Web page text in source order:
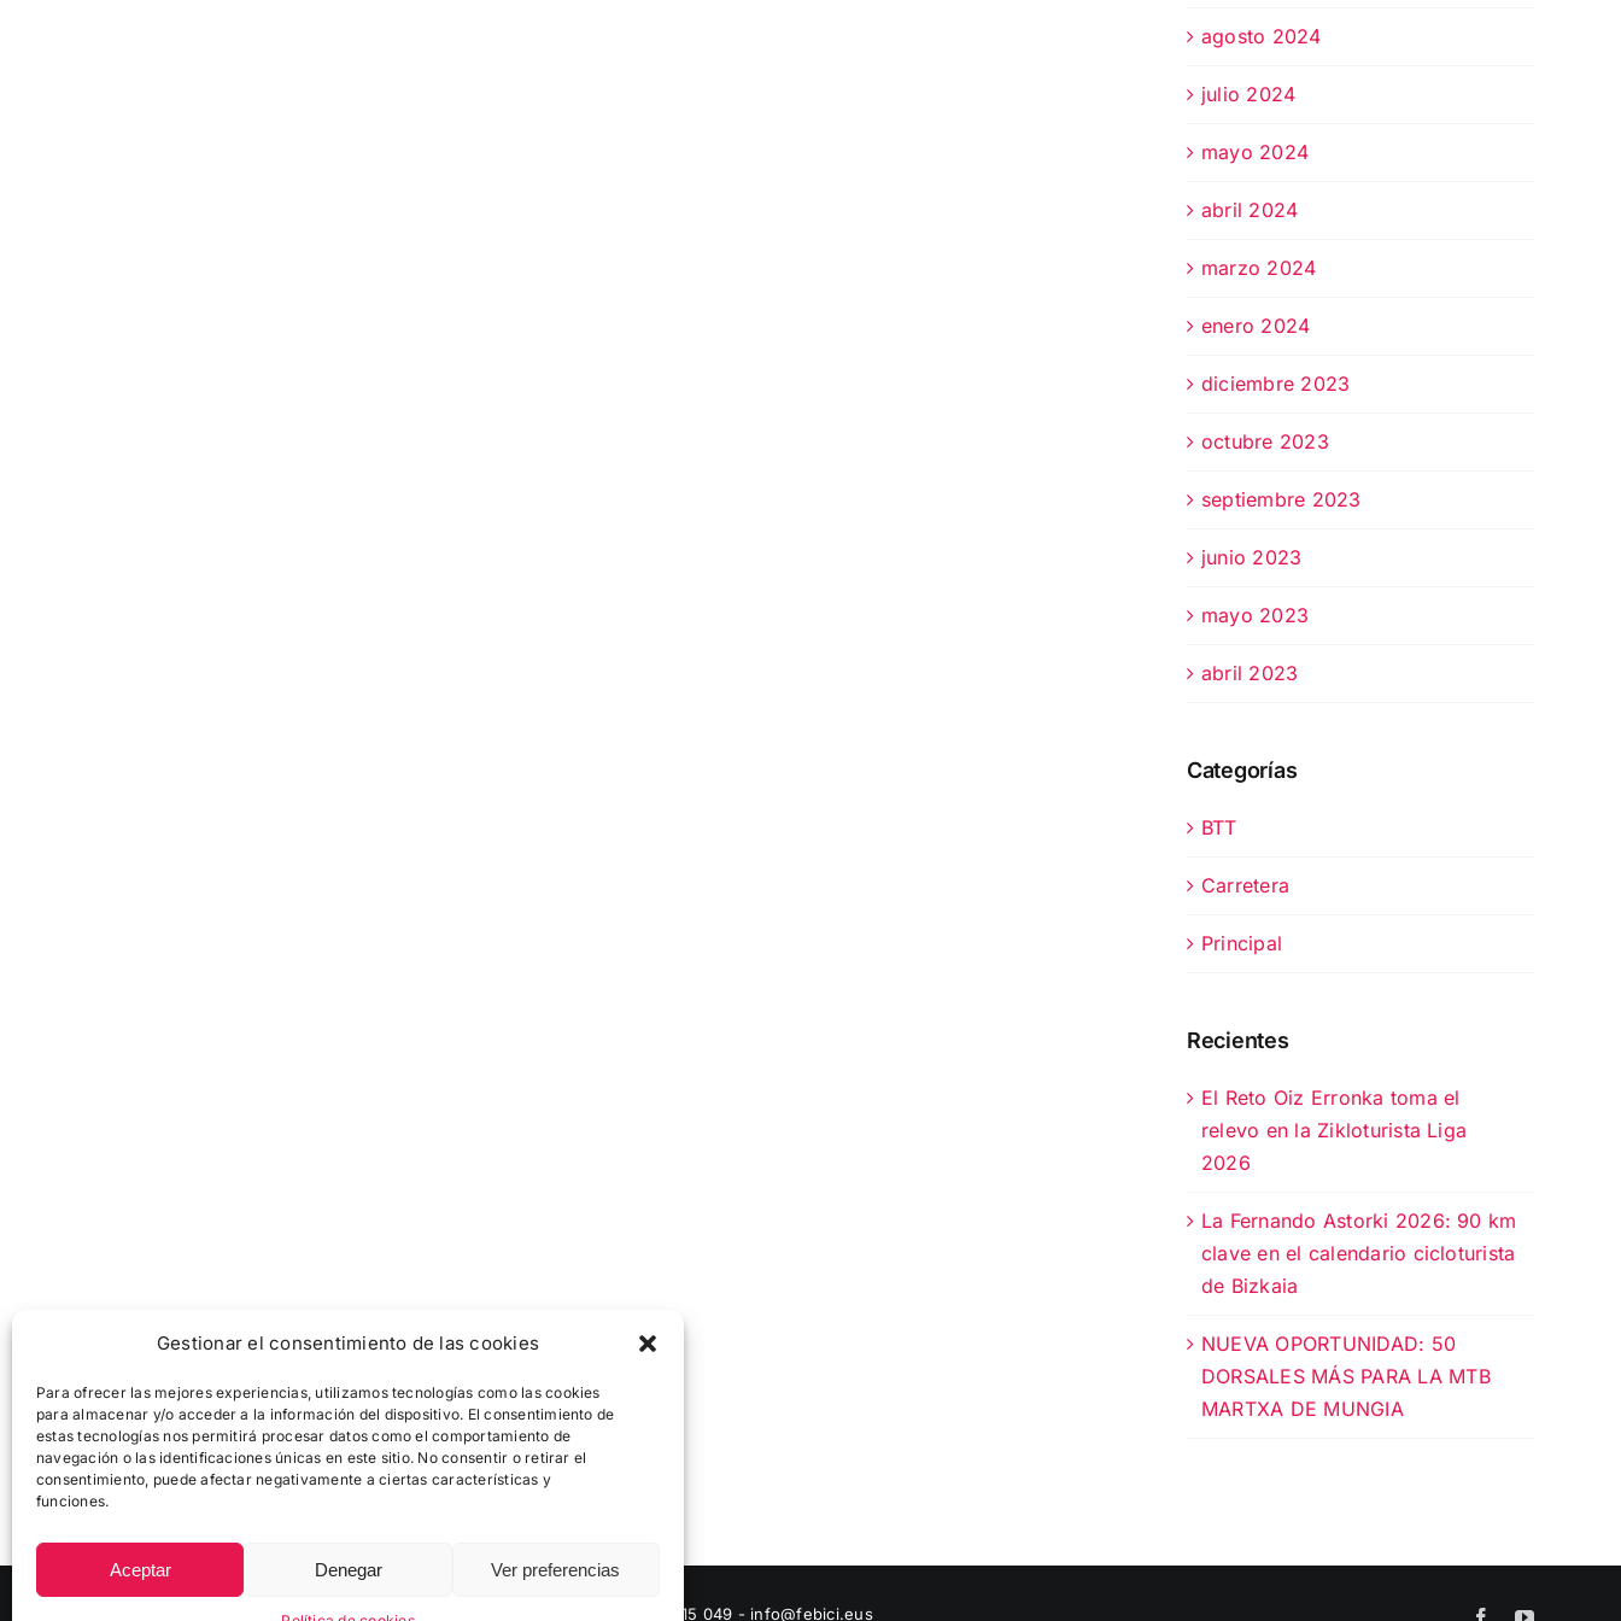
Gestionar el consentimiento de las cookies
Para ofrecer las mejores experiencias, utilizamos tecnologías como las cookies
para almacenar y/o acceder a la información del dispositivo. El consentimiento de
estas tecnologías nos permitirá procesar datos como el comportamiento de
navegación o las identificaciones únicas en este sitio. No consentir o retirar el
consentimiento, puede afectar negativamente a ciertas características y
funciones.
Aceptar Denegar Ver preferencias
agosto 2024
julio 2024
mayo 2024
abril 2024
marzo 2024
enero 2024
diciembre 2023
octubre 2023
septiembre 2023
junio 2023
mayo 2023
abril 2023
Categorías
BTT
Carretera
Principal
Recientes
El Reto Oiz Erronka toma el
relevo en la Zikloturista Liga
2026
La Fernando Astorki 2026: 90 km
clave en el calendario cicloturista
de Bizkaia
NUEVA OPORTUNIDAD: 50
DORSALES MÁS PARA LA MTB
MARTXA DE MUNGIA
Zikloturistaliga |Política de Cookies : 944 415 049 - info@febici.eus FacebookYouTube